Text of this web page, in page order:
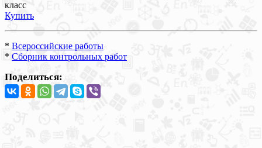
класс
Купить
* Всероссийские работы
* Сборник контрольных работ
Поделиться: